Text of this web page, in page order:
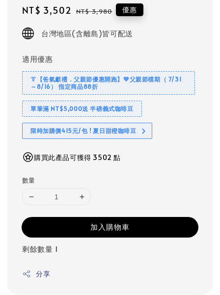
Sale
NT$ 3,502 Regular
NT$ 3,980 優惠
台灣地區(含離島)皆可配送
適用優惠
👔【爸氣獻禮．父親節優惠開跑】💚父親節檔期（ 7/31
～8/16） 指定商品88折
單筆滿 NT$5,000送 半磅義式咖啡豆
限時加購價415元/包 ! 夏日甜橙咖啡豆
購買此產品可獲得 3502 點
數量
加入購物車
剩餘數量 1
分享